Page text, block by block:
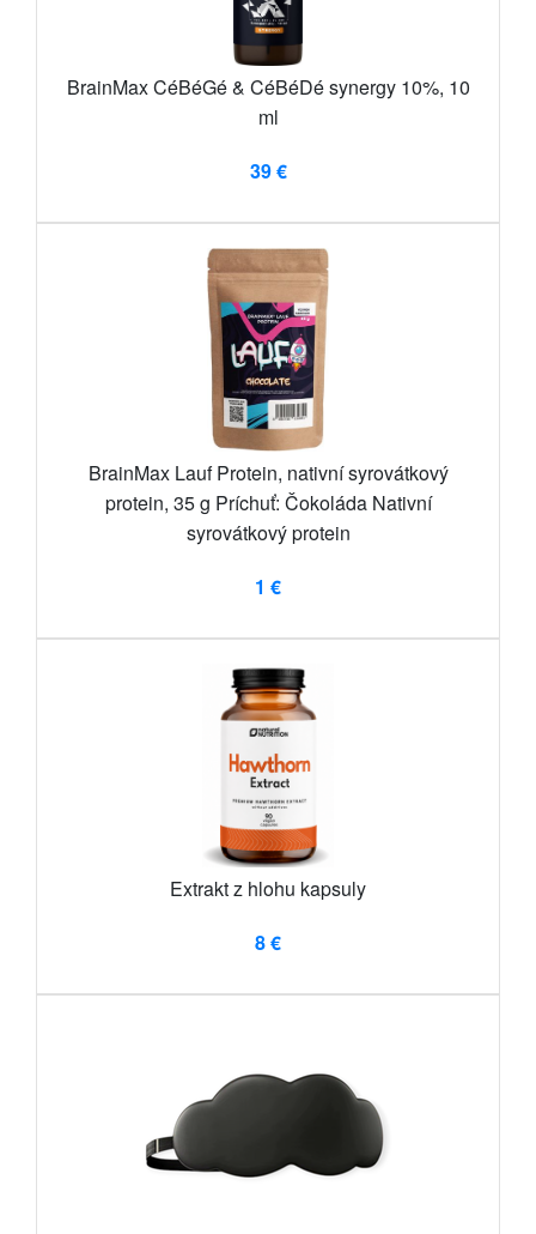
BrainMax CéBéGé & CéBéDé synergy 10%, 10
ml
39 €
BrainMax Lauf Protein, nativní syrovátkový
protein, 35 g Príchuť: Čokoláda Nativní
syrovátkový protein
1 €
Extrakt z hlohu kapsuly
8 €